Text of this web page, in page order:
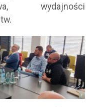
wydajności